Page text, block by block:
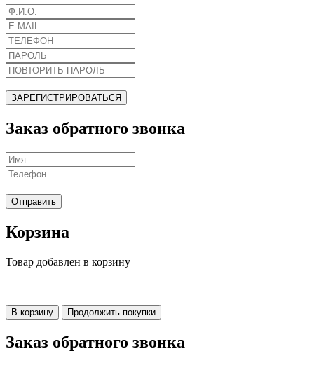
ЗАРЕГИСТРИРОВАТЬСЯ
Заказ обратного звонка
Отправить
Корзина
Товар добавлен в корзину
В корзину Продолжить покупки
Заказ обратного звонка